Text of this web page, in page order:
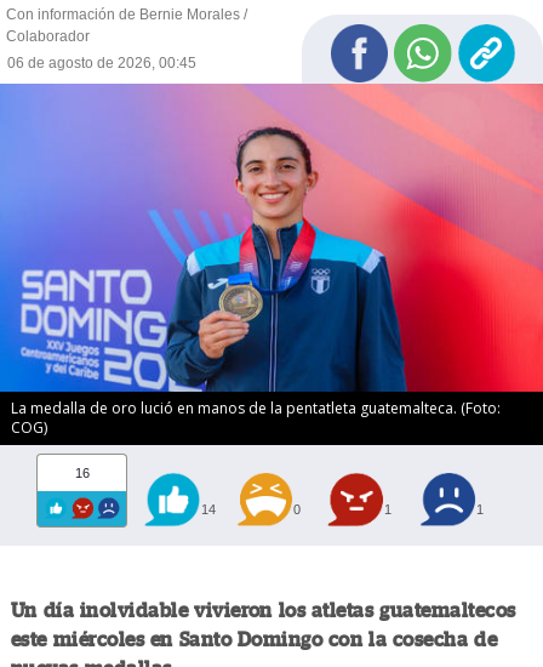
Con información de Bernie Morales /
Colaborador
06 de agosto de 2026, 00:45
La medalla de oro lució en manos de la pentatleta guatemalteca. (Foto:
COG)
16
14 0 1 1
Un día inolvidable vivieron los atletas guatemaltecos
este miércoles en Santo Domingo con la cosecha de